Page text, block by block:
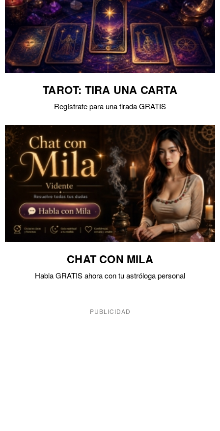
TAROT: TIRA UNA CARTA
Regístrate para una tirada GRATIS
CHAT CON MILA
Habla GRATIS ahora con tu astróloga personal